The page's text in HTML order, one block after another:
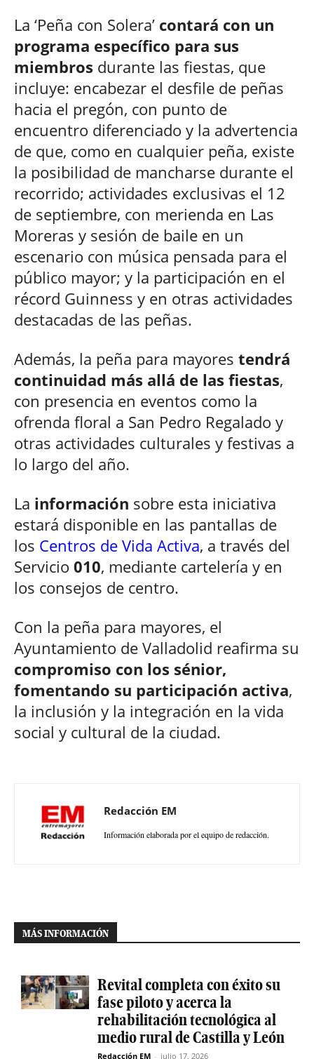
La ‘Peña con Solera’ contará con un
programa específico para sus
miembros durante las fiestas, que
incluye: encabezar el desfile de peñas
hacia el pregón, con punto de
encuentro diferenciado y la advertencia
de que, como en cualquier peña, existe
la posibilidad de mancharse durante el
recorrido; actividades exclusivas el 12
de septiembre, con merienda en Las
Moreras y sesión de baile en un
escenario con música pensada para el
público mayor; y la participación en el
récord Guinness y en otras actividades
destacadas de las peñas.
Además, la peña para mayores tendrá
continuidad más allá de las fiestas,
con presencia en eventos como la
ofrenda floral a San Pedro Regalado y
otras actividades culturales y festivas a
lo largo del año.
La información sobre esta iniciativa
estará disponible en las pantallas de
los Centros de Vida Activa, a través del
Servicio 010, mediante cartelería y en
los consejos de centro.
Con la peña para mayores, el
Ayuntamiento de Valladolid reafirma su
compromiso con los sénior,
fomentando su participación activa,
la inclusión y la integración en la vida
social y cultural de la ciudad.
Redacción EM
Información elaborada por el equipo de redacción.
MÁS INFORMACIÓN
Revital completa con éxito su
fase piloto y acerca la
rehabilitación tecnológica al
medio rural de Castilla y León
Redacción EM - julio 17, 2026